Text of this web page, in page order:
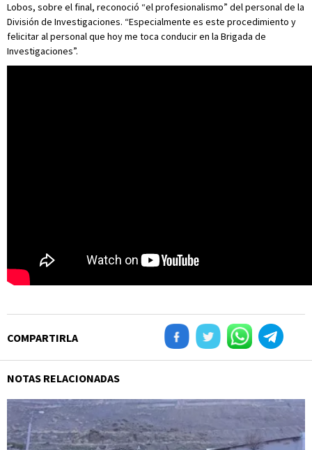
Lobos, sobre el final, reconoció “el profesionalismo” del personal de la
División de Investigaciones. “Especialmente es este procedimiento y
felicitar al personal que hoy me toca conducir en la Brigada de
Investigaciones”.
COMPARTIRLA
NOTAS RELACIONADAS